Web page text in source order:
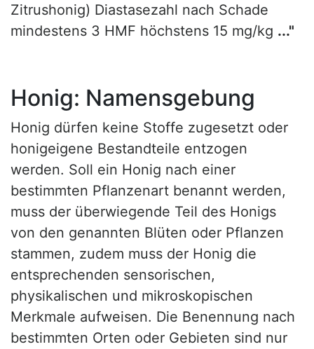
Zitrushonig) Diastasezahl nach Schade
mindestens 3 HMF höchstens 15 mg/kg ..."
Honig: Namensgebung
Honig dürfen keine Stoffe zugesetzt oder
honigeigene Bestandteile entzogen
werden. Soll ein Honig nach einer
bestimmten Pflanzenart benannt werden,
muss der überwiegende Teil des Honigs
von den genannten Blüten oder Pflanzen
stammen, zudem muss der Honig die
entsprechenden sensorischen,
physikalischen und mikroskopischen
Merkmale aufweisen. Die Benennung nach
bestimmten Orten oder Gebieten sind nur